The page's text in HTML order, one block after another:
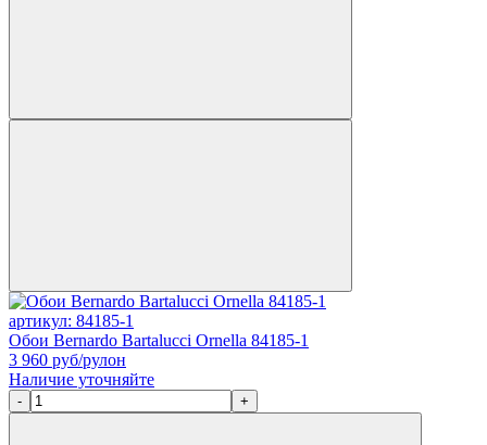
артикул: 84185-1
Обои Bernardo Bartalucci Ornella 84185-1
3 960 руб/рулон
Наличие уточняйте
- +